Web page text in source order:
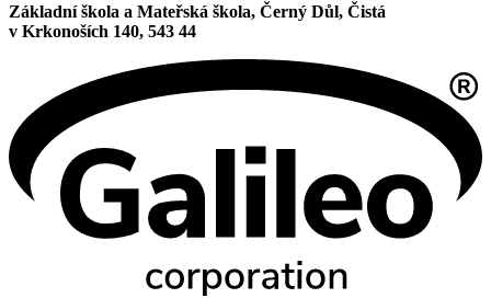
Základní škola a Mateřská škola, Černý Důl, Čistá
v Krkonoších 140, 543 44